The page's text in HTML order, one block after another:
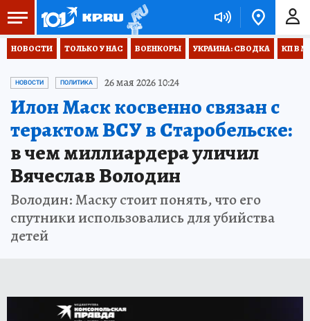
НОВОСТИ ТОЛЬКО У НАС ВОЕНКОРЫ УКРАИНА: СВОДКА КП В
НОВОСТИ ПОЛИТИКА 26 мая 2026 10:24
Илон Маск косвенно связан с
терактом ВСУ в Старобельске:
в чем миллиардера уличил
Вячеслав Володин
Володин: Маску стоит понять, что его
спутники использовались для убийства
детей